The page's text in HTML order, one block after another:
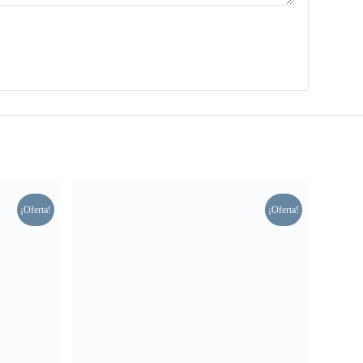
¡Oferta! ¡Oferta!